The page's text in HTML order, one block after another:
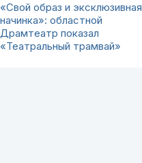
«Свой образ и эксклюзивная
начинка»: областной
Драмтеатр показал
«Театральный трамвай»